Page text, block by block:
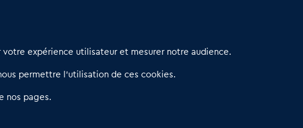
Petitscommerces : Un partenariat au service du commerce de
expérience utilisateur et mesurer notre audience.
permettre l’utilisation de ces cookies.
nos pages.